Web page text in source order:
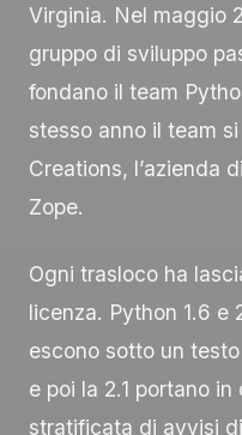
Virginia. Nel maggio
gruppo di sviluppo
fondano il team
stesso anno il team
Creations, l’azienda
Zope.
Ogni trasloco ha
licenza. Python 1.6 e
escono sotto un
e poi la 2.1 portano
stratificata di avvisi